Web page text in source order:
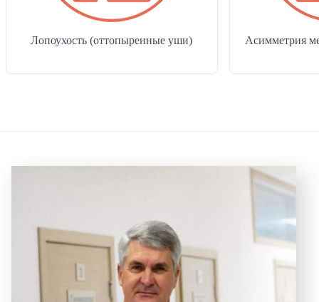
Амбулаторное отделение
Терапевтическое отделение
ЛОР-отделение
Лопоухость (оттопыренные уши) Асимметрия